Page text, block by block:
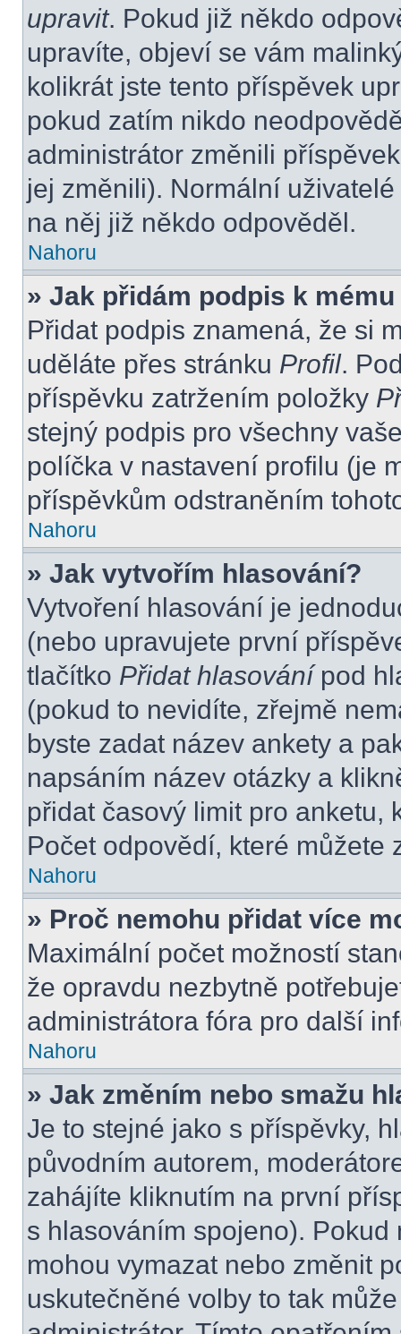
upravit. Pokud již někdo
upravíte, objeví se vám
kolikrát jste tento příspěvek
pokud zatím nikdo
administrátor změnili
jej změnili). Normální
na něj již někdo odpověděl.
Nahoru
» Jak přidám podpis k
Přidat podpis znamená, že si
uděláte přes stránku Profil.
příspěvku zatržením položky
stejný podpis pro všechny
políčka v nastavení profilu (je
příspěvkům odstraněním
Nahoru
» Jak vytvořím hlasování?
Vytvoření hlasování je
(nebo upravujete první
tlačítko Přidat hlasovánípod
(pokud to nevidíte, zřejmě
byste zadat název ankety a
napsáním název otázky a
přidat časový limit pro anketu,
Počet odpovědí, které můžete
Nahoru
» Proč nemohu přidat více
Maximální počet možností
že opravdu nezbytně
administrátora fóra pro další
Nahoru
» Jak změním nebo smažu
Je to stejné jako s příspěvky,
původním autorem,
zahájíte kliknutím na první
s hlasováním spojeno).
mohou vymazat nebo změnit
uskutečněné volby to tak